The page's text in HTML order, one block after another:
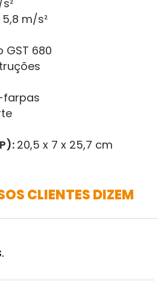
5,8 m/s²
GST 680
farpas
20,5 x 7 x 25,7 cm
CLIENTES DIZEM